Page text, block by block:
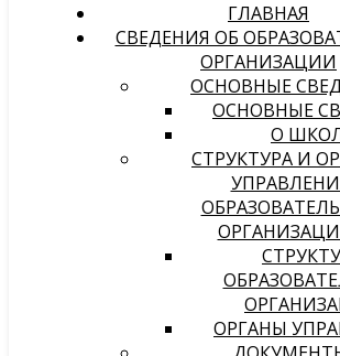
ГЛАВНАЯ
СВЕДЕНИЯ ОБ
ОРГАНИЗАЦИИ
ОСНОВНЫЕ
ОСНОВНЫЕ
О
СТРУКТУРА И
ОРГАНЫ